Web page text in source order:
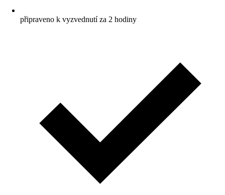
připraveno k vyzvednutí za 2 hodiny